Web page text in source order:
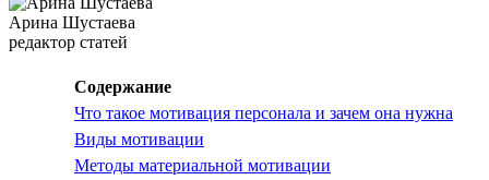
Арина Шустаева
редактор статей
Содержание
Что такое мотивация персонала и зачем она нужна
Виды мотивации
Методы материальной мотивации